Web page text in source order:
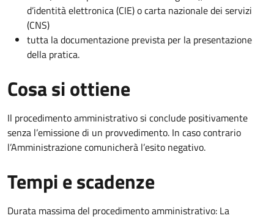
d’identità elettronica (CIE) o carta nazionale dei servizi
(CNS)
tutta la documentazione prevista per la presentazione
della pratica.
Cosa si ottiene
Il procedimento amministrativo si conclude positivamente
senza l’emissione di un provvedimento. In caso contrario
l’Amministrazione comunicherà l’esito negativo.
Tempi e scadenze
Durata massima del procedimento amministrativo: La